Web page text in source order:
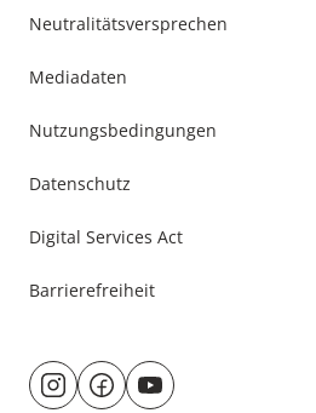
Neutralitätsversprechen
Mediadaten
Nutzungsbedingungen
Datenschutz
Digital Services Act
Barrierefreiheit
Besuche
uns@rund.ums.baby
facebook.com/
youtube.com/